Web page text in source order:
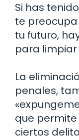
Si has
te
tu futuro,
para
La
penales,
que
ciertos